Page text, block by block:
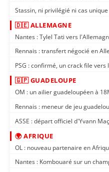
Stassin, ni privilégié ni cas unique
🇩🇪 ALLEMAGNE
Nantes : Tylel Tati vers
Rennais : transfert négocié en
PSG : confirmé, un crack file vers
🇬🇵 GUADELOUPE
OM : un ailier guadeloupéen à
Rennais : meneur de jeu
ASSE : départ officiel d'Yvann
🌍 AFRIQUE
OL : nouveau partenaire en
Nantes : Kombouaré sur un